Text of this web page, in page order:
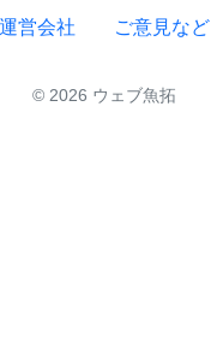
運営会社 ご意見など
© 2026 ウェブ魚拓